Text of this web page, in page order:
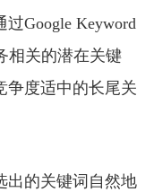
Google Keyword
相关的潜在关键
争度适中的长尾关
的关键词自然地